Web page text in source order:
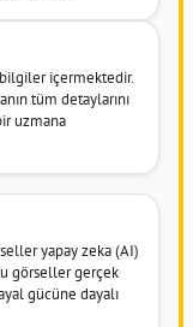
içermektedir.
tüm detaylarını
uzmana
yapay zeka (AI)
görseller gerçek
gücüne dayalı